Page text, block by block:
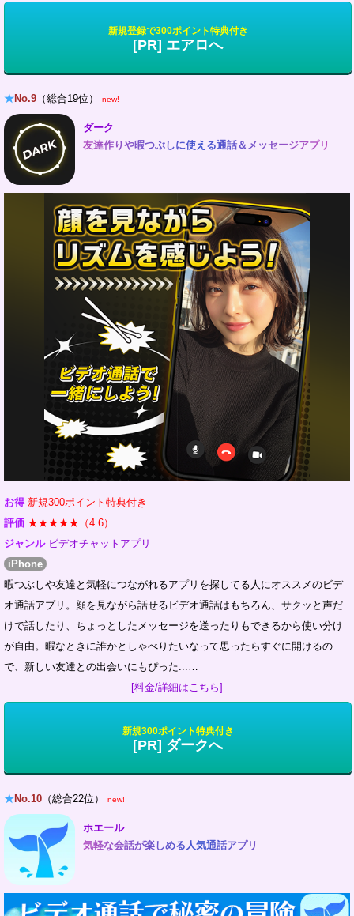
新規登録で300ポイント特典付き
[PR] エアロへ
★No.9 （総合19位） new!
ダーク
友達作りや暇つぶしに使える通話＆メッセージアプリ
お得 新規300ポイント特典付き
評価 ★★★★★（4.6）
ジャンル ビデオチャットアプリ
iPhone
暇つぶしや友達と気軽につながれるアプリを探してる人にオススメのビデ
オ通話アプリ。顔を見ながら話せるビデオ通話はもちろん、サクッと声だ
けで話したり、ちょっとしたメッセージを送ったりもできるから使い分け
が自由。暇なときに誰かとしゃべりたいなって思ったらすぐに開けるの
で、新しい友達との出会いにもぴった...…
[料金/詳細はこちら]
新規300ポイント特典付き
[PR] ダークへ
★No.10 （総合22位） new!
ホエール
気軽な会話が楽しめる人気通話アプリ